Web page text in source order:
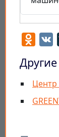
Центр